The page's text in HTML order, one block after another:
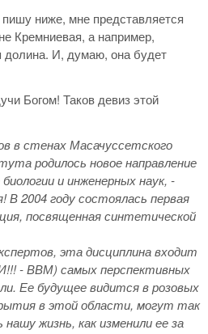
ниже, мне представляется
Кремниевая, а например,
долина. И, думаю, она будет
Богом! Таков девиз этой
в стенах Масачуссетского
родилось новое направление
и инженерных наук, -
2004 году состоялась первая
посвященная синтетической
эта дисциплина входит
- ВВМ) самых перспективных
Ее будущее видится в розовых
в этой области, могут так
жизнь, как изменили ее за